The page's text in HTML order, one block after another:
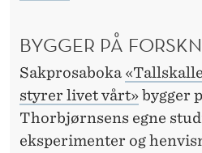
BYGGER PÅ
Sakprosaboka
styrer livet vårt»bygger
Thorbjørnsens egne
eksperimenter og